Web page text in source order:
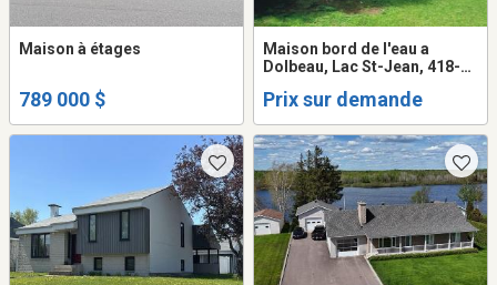
Maison à étages
789 000 $
Maison bord de l'eau a
Dolbeau, Lac St-Jean, 418-
Prix sur demande